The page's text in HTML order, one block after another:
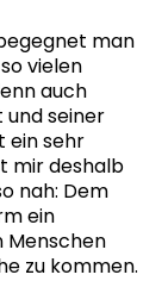
man
vielen
auch
und seiner
ein sehr
mir deshalb
nah: Dem
ein
Menschen
zu kommen.